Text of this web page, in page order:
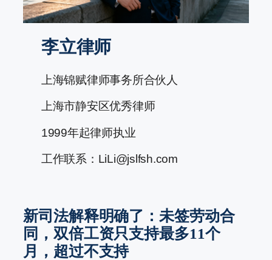
李立律师
上海锦赋律师事务所合伙人
上海市静安区优秀律师
1999年起律师执业
工作联系：LiLi@jslfsh.com
新司法解释明确了：未签劳动合
同，双倍工资只支持最多11个
月，超过不支持